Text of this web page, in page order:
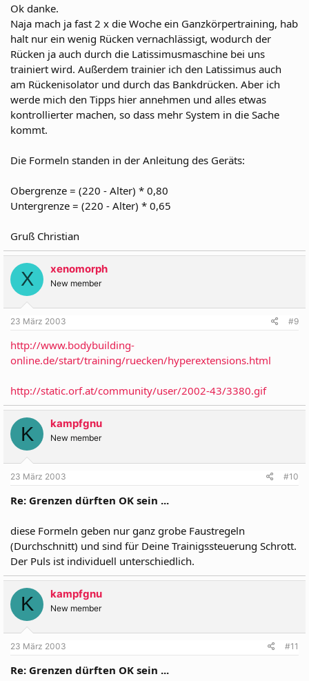
Ok danke.
Naja mach ja fast 2 x die Woche ein Ganzkörpertraining, hab
halt nur ein wenig Rücken vernachlässigt, wodurch der
Rücken ja auch durch die Latissimusmaschine bei uns
trainiert wird. Außerdem trainier ich den Latissimus auch
am Rückenisolator und durch das Bankdrücken. Aber ich
werde mich den Tipps hier annehmen und alles etwas
kontrollierter machen, so dass mehr System in die Sache
kommt.
Die Formeln standen in der Anleitung des Geräts:
Obergrenze = (220 - Alter) * 0,80
Untergrenze = (220 - Alter) * 0,65
Gruß Christian
X xenomorph
New member
23 März 2003 #9
http://www.bodybuilding-
online.de/start/training/ruecken/hyperextensions.html
http://static.orf.at/community/user/2002-43/3380.gif
K kampfgnu
New member
23 März 2003 #10
Re: Grenzen dürften OK sein ...
diese Formeln geben nur ganz grobe Faustregeln
(Durchschnitt) und sind für Deine Trainigssteuerung Schrott.
Der Puls ist individuell unterschiedlich.
K kampfgnu
New member
23 März 2003 #11
Re: Grenzen dürften OK sein ...